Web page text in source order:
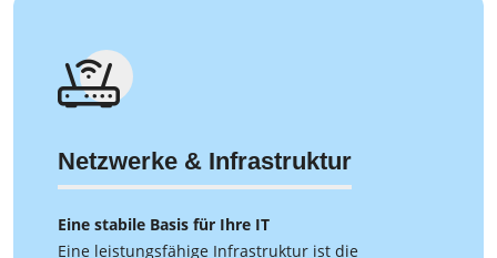
Netzwerke & Infrastruktur
Eine stabile Basis für Ihre IT
Eine leistungsfähige Infrastruktur ist die